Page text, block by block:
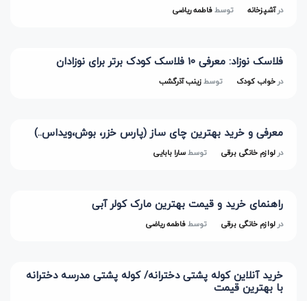
درآشپزخانه توسطفاطمه ریاضی
فلاسک نوزاد: معرفی 10 فلاسک کودک برتر برای نوزادان
درخواب کودک توسطزینب آذرگشب
معرفی و خرید بهترین چای ساز (پارس خزر، بوش،ویداس..)
درلوازم خانگی برقی توسطسارا بابایی
راهنمای خرید و قیمت بهترین مارک کولر آبی
درلوازم خانگی برقی توسطفاطمه ریاضی
خرید آنلاین کوله پشتی دخترانه/ کوله پشتی مدرسه دخترانه
با بهترین قیمت